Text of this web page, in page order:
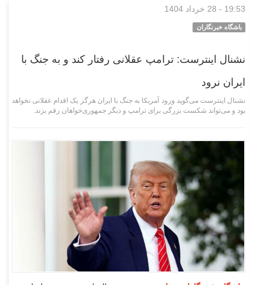
19:53 - 28 خرداد 1404
باشگاه خبرنگاران
نشنال اینترست: ترامپ عقلانی رفتار کند و به جنگ با
ایران نرود
نشنال اینترست می‌گوید ورود آمریکا به جنگ با ایران هرگز یک اقدام عقلانی نخواهد
بود و می‌تواند شکست بزرگی برای ترامپ و دیگر جمهوری‌خواهان رقم بزند.